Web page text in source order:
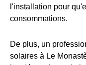
l'installation pour
consommations.
De plus, un
solaires à Le